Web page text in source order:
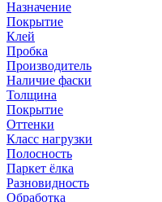
Назначение
Покрытие
Клей
Пробка
Производитель
Наличие фаски
Толщина
Покрытие
Оттенки
Класс нагрузки
Полосность
Паркет ёлка
Разновидность
Обработка